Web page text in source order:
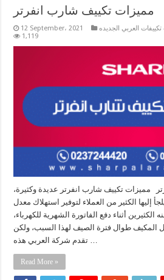
مميزات تكييف شارب انفرتر
12 September، 2021 العربي الجديده
1,119
مميزات تكييف شارب انفرتر عديدة وكثيرة،
إليها الكثير من العملاء لتوفير استهلاك معدل
الكثيرين أثناء دفع الفاتورة الشهرية للكهرباء،
طوال فترة الصيف لهذا السبب، ولكن
Read More »